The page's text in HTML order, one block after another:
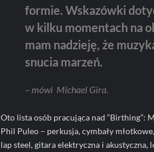
formie. Wskazówki
w kilku momentach na
mam nadzieję, że
snucia marzeń.
– mówi Michael Gira.
Oto lista osób pracująca nad “Birthing”:
Phil Puleo – perkusja, cymbały
lap steel, gitara elektryczna i